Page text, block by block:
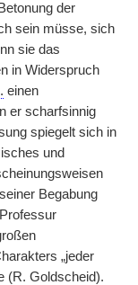
der
sein müsse, sich
sie das
in Widerspruch
einen
er scharfsinnig
spiegelt sich in
und
Begabung
„jeder
(R. Goldscheid).